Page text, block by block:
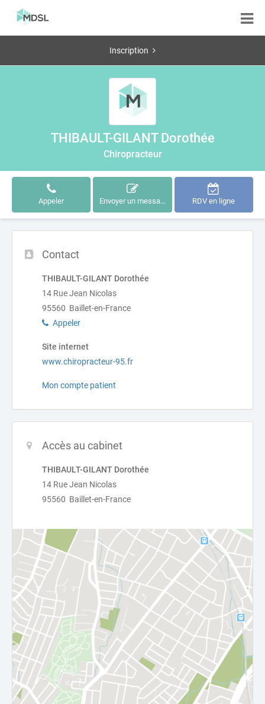
Inscription
THIBAULT-GILANT Dorothée
Chiropracteur
Appeler Envoyer un message RDV en ligne
Contact
THIBAULT-GILANT Dorothée
14 Rue Jean Nicolas
95560 Baillet-en-France
Appeler
Site internet
www.chiropracteur-95.fr
Mon compte patient
Accès au cabinet
THIBAULT-GILANT Dorothée
14 Rue Jean Nicolas
95560 Baillet-en-France